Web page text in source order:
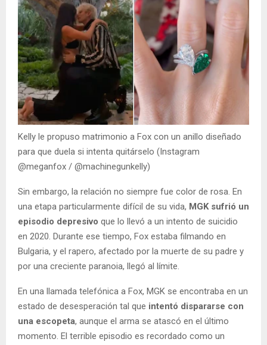
Kelly le propuso matrimonio a Fox con un anillo diseñado
para que duela si intenta quitárselo (Instagram
@meganfox / @machinegunkelly)
Sin embargo, la relación no siempre fue color de rosa. En
una etapa particularmente difícil de su vida, MGK sufrió un
episodio depresivo que lo llevó a un intento de suicidio
en 2020. Durante ese tiempo, Fox estaba filmando en
Bulgaria, y el rapero, afectado por la muerte de su padre y
por una creciente paranoia, llegó al límite.
En una llamada telefónica a Fox, MGK se encontraba en un
estado de desesperación tal que intentó dispararse con
una escopeta, aunque el arma se atascó en el último
momento. El terrible episodio es recordado como un